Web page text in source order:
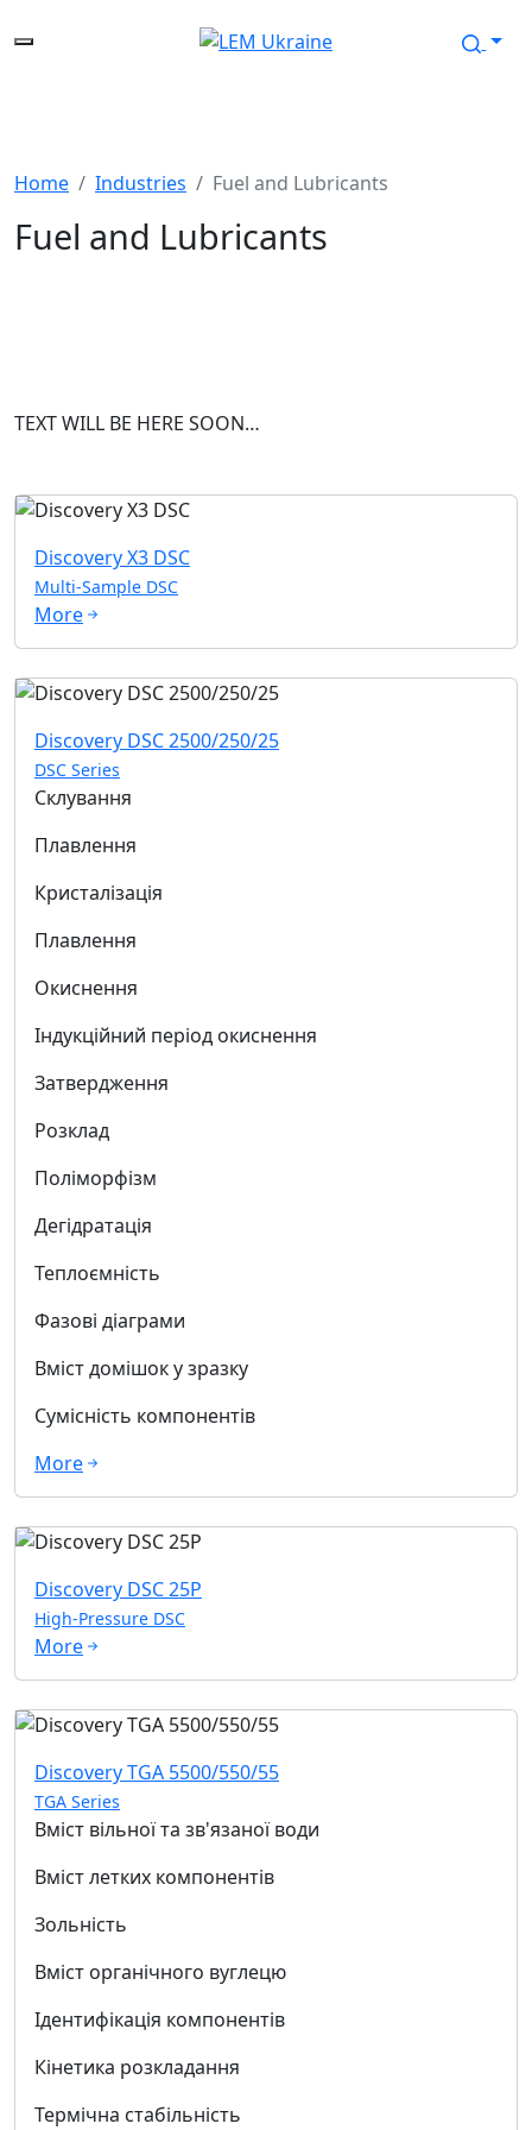
Home Industries Fuel and Lubricants
Fuel and Lubricants
TEXT WILL BE HERE SOON…
Discovery X3 DSC
Multi-Sample DSC
More
Discovery DSC 2500/250/25
DSC Series
Склування
Плавлення
Кристалізація
Плавлення
Окиснення
Індукційний період окиснення
Затвердження
Розклад
Поліморфізм
Дегідратація
Теплоємність
Фазові діаграми
Вміст домішок у зразку
Сумісність компонентів
More
Discovery DSC 25P
High-Pressure DSC
More
Discovery TGA 5500/550/55
TGA Series
Вміст вільної та зв'язаної води
Вміст летких компонентів
Зольність
Вміст органічного вуглецю
Ідентифікація компонентів
Кінетика розкладання
Термічна стабільність